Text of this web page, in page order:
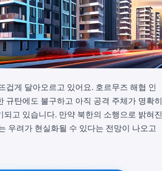
겁게 달아오르고 있어요. 호르무즈 해협 인
규탄에도 불구하고 아직 공격 주체가 명확히
고 있습니다. 만약 북한의 소행으로 밝혀진
우려가 현실화될 수 있다는 전망이 나오고